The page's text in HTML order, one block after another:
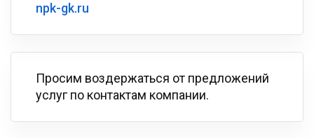
npk-gk.ru
Просим воздержаться от предложений
услуг по контактам компании.